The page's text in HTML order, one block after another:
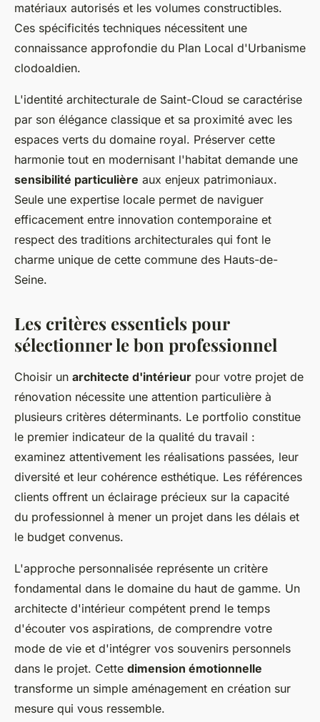
matériaux autorisés et les volumes constructibles.
Ces spécificités techniques nécessitent une
connaissance approfondie du Plan Local d'Urbanisme
clodoaldien.
L'identité architecturale de Saint-Cloud se caractérise
par son élégance classique et sa proximité avec les
espaces verts du domaine royal. Préserver cette
harmonie tout en modernisant l'habitat demande une
sensibilité particulière aux enjeux patrimoniaux.
Seule une expertise locale permet de naviguer
efficacement entre innovation contemporaine et
respect des traditions architecturales qui font le
charme unique de cette commune des Hauts-de-
Seine.
Les critères essentiels pour
sélectionner le bon professionnel
Choisir un architecte d'intérieur pour votre projet de
rénovation nécessite une attention particulière à
plusieurs critères déterminants. Le portfolio constitue
le premier indicateur de la qualité du travail :
examinez attentivement les réalisations passées, leur
diversité et leur cohérence esthétique. Les références
clients offrent un éclairage précieux sur la capacité
du professionnel à mener un projet dans les délais et
le budget convenus.
L'approche personnalisée représente un critère
fondamental dans le domaine du haut de gamme. Un
architecte d'intérieur compétent prend le temps
d'écouter vos aspirations, de comprendre votre
mode de vie et d'intégrer vos souvenirs personnels
dans le projet. Cette dimension émotionnelle
transforme un simple aménagement en création sur
mesure qui vous ressemble.